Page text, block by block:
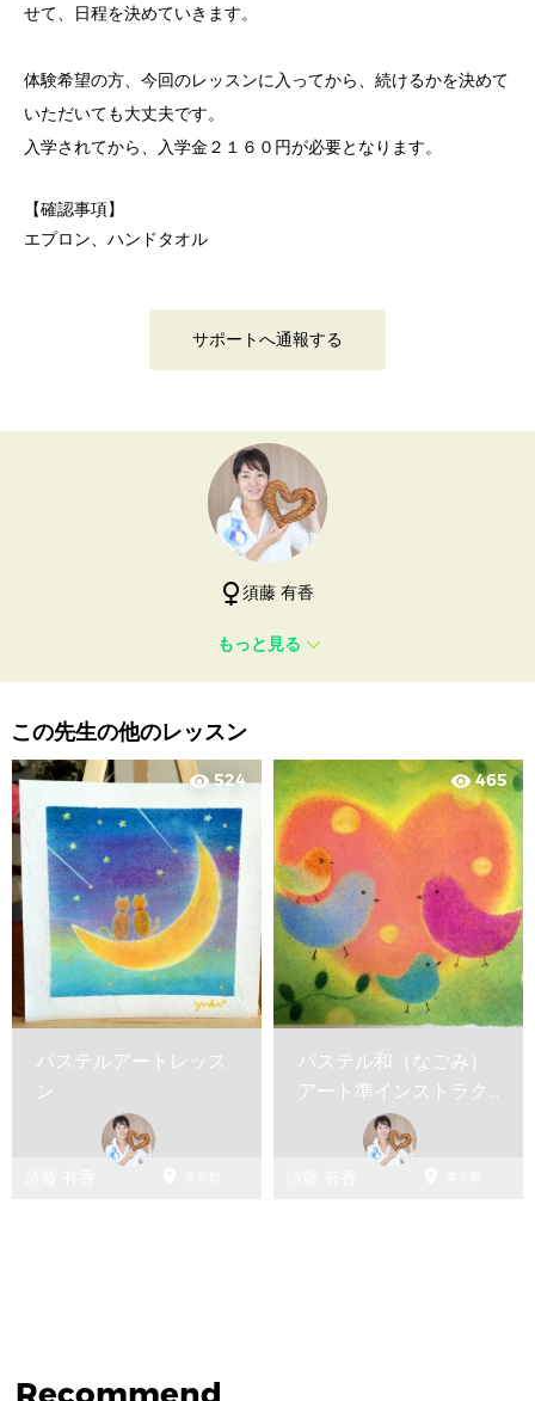
せて、日程を決めていきます。
体験希望の方、今回のレッスンに入ってから、続けるかを決めて
いただいても大丈夫です。
入学されてから、入学金２１６０円が必要となります。
【確認事項】
エプロン、ハンドタオル
サポートへ通報する
須藤 有香
もっと見る
この先生の他のレッスン
visibility524
パステルアートレッス
ン
visibility465
パステル和（なごみ）
アート準インストラク
ター養成講座